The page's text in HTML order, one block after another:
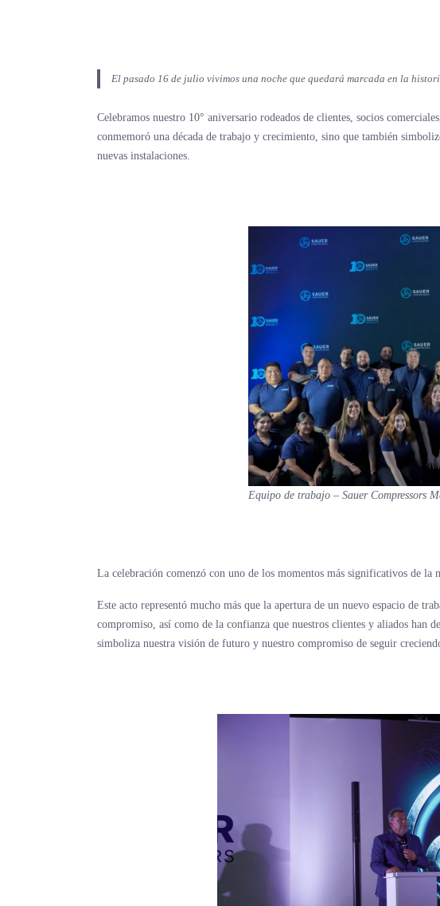
El pasado 16 de julio vivimos una noche que quedará marcada en la
Celebramos nuestro 10° aniversario rodeados de clientes, socios
conmemoró una década de trabajo y crecimiento, sino que también
nuevas instalaciones.
Equipo de trabajo – Sauer Compressors
La celebración comenzó con uno de los momentos más significativos de la
Este acto representó mucho más que la apertura de un nuevo espacio de
compromiso, así como de la confianza que nuestros clientes y aliados han
simboliza nuestra visión de futuro y nuestro compromiso de seguir